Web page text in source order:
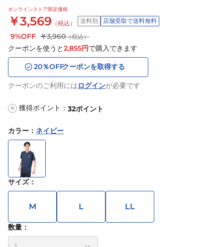
オンラインストア限定価格
￥3,569 （税込） 送料別 店舗受取で送料無料
9%OFF ￥3,960（税込）
クーポンを使うと2,855円で購入できます
20％OFFクーポンを取得する
クーポンのご利用にはログインが必要です
P 獲得ポイント： 32ポイント
カラー ： ネイビー
サイズ：
M L LL
数量：